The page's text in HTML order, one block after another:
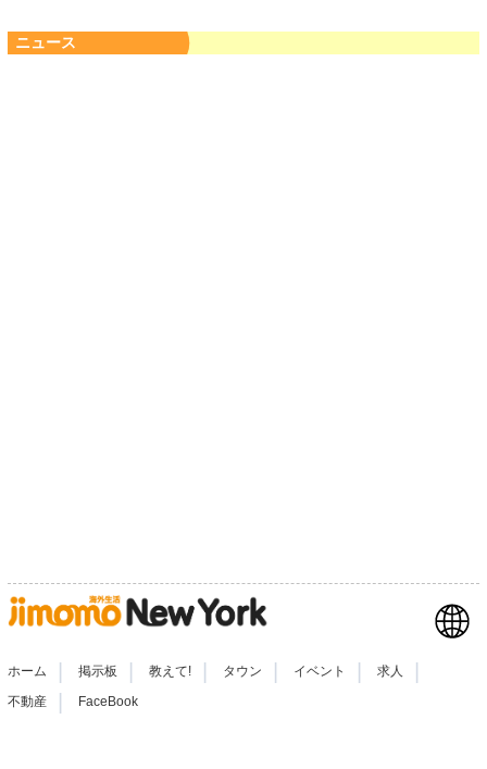
ニュース
ホーム 掲示板 教えて! タウン イベント 求人
不動産 | FaceBook